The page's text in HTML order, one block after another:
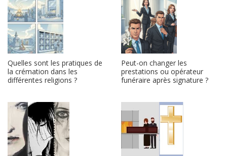
Quelles sont les pratiques de
la crémation dans les
différentes religions ?
Peut-on changer les
prestations ou opérateur
funéraire après signature ?